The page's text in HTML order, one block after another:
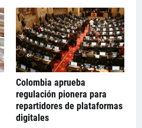
Colombia aprueba
regulación pionera para
repartidores de plataformas
digitales